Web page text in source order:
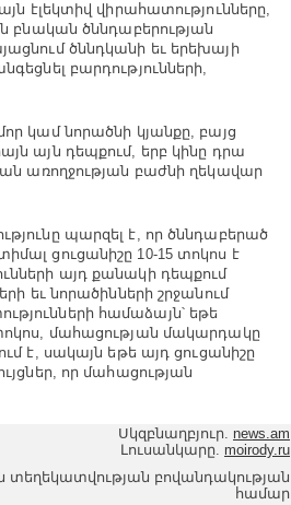
էլեկտիվ վիրահատությունները,
բնական ծննդաբերության
ծննդկանի եւ երեխայի
բարդությունների,
կամ նորածնի կյանքը, բայց
այն դեպքում, երբ կինը դրա
առողջության բաժնի ղեկավար
պարզել է, որ ծննդաբերած
ցուցանիշը 10-15 տոկոս է
այդ քանակի դեպքում
եւ նորածինների շրջանում
համաձայն՝ եթե
մահացության մակարդակը
է, սակայն եթե այդ ցուցանիշը
որ մահացության
Սկզբնաղբյուր. news.am
Լուսանկարը. moirody.ru
տեղեկատվության բովանդակության
համար